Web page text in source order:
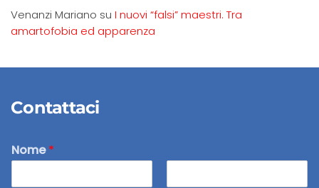
Venanzi Mariano su I nuovi “falsi” maestri. Tra
amartofobia ed apparenza
Contattaci
Nome*